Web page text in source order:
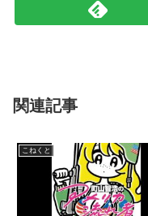
関連記事
こねくと